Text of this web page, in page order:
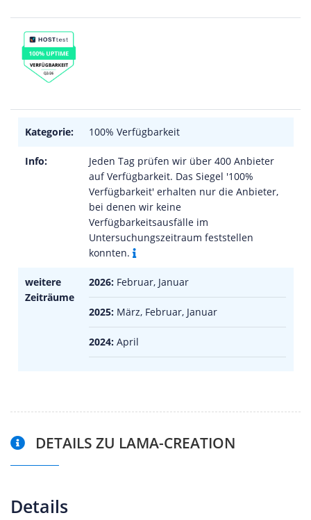
Kategorie: 100% Verfügbarkeit
Info:
Jeden Tag prüfen wir über 400 Anbieter
auf Verfügbarkeit. Das Siegel '100%
Verfügbarkeit' erhalten nur die Anbieter,
bei denen wir keine
Verfügbarkeitsausfälle im
Untersuchungszeitraum feststellen
konnten.
weitere
Zeiträume
2026: Februar, Januar
2025: März, Februar, Januar
2024: April
DETAILS ZU LAMA-CREATION
Details